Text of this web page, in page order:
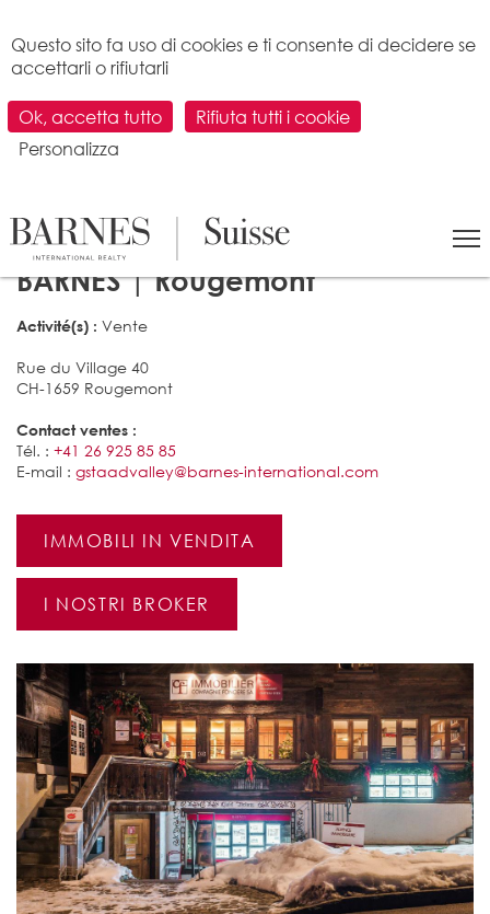
LA NOSTRA AGENZIA IMMOBILIARE
BARNES | Rougemont
Activité(s) : Vente
Rue du Village 40
CH-1659 Rougemont
Contact ventes :
Tél. : +41 26 925 85 85
E-mail : gstaadvalley@barnes-international.com
IMMOBILI IN VENDITA
I NOSTRI BROKER
Questo sito fa uso di cookies e ti consente di decidere se
accettarli o rifiutarli
Ok, accetta tutto
Rifiuta tutti i cookie
Personalizza